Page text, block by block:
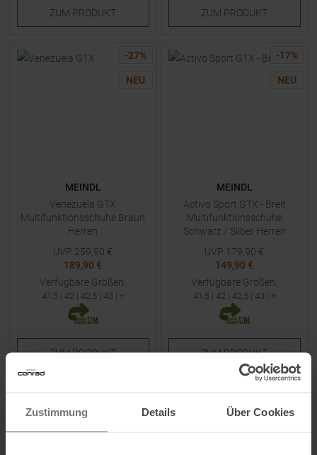
Zustimmung Details Über Cookies
ZUM PRODUKT ZUM PRODUKT
-27%
NEU
MEINDL
Venezuela GTX
Multifunktionsschuhe Braun
Herren
UVP 259,90 €
189,90 €
Verfügbare Größen:
41,5 | 42| 42,5 | 43 | +
ZUMPRODUKT
-17%
NEU
MEINDL
Activo Sport GTX - Breit
Multifunktionsschuhe
Schwarz / Silber Herren
UVP 179,90 €
149,90 €
Verfügbare Größen:
41,5 | 42| 42,5 | 43 | +
ZUMPRODUKT